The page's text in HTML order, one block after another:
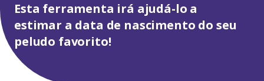
Esta ferramenta irá ajudá-lo a
estimar a data de nascimento do seu
peludo favorito!